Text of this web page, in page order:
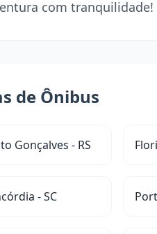
com tranquilidade!
de Ônibus
Gonçalves - RS
- SC